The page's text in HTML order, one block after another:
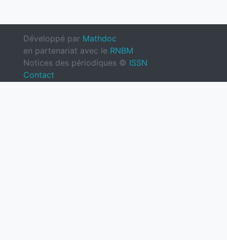
Développé par Mathdoc
en partenariat avec le RNBM
Notices des périodiques © ISSN
Contact